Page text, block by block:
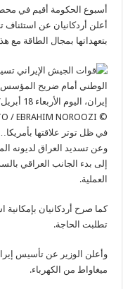
أسبوع الحكومة أقيم في
أعلن أردكانيان عن استئناف
بتعهداتها بمجال الطاقة مع
© AP PHOTO / EBRAHIM NOROOZI
في ظل توتر علاقتها
وعن تسديد العراق لديونه
إلى بدء الجانب العراقي
العملية.
كما صرح أردكانيان بإمكانية
تطلبت الحاجة.
ميغاواط من الكهرباء.